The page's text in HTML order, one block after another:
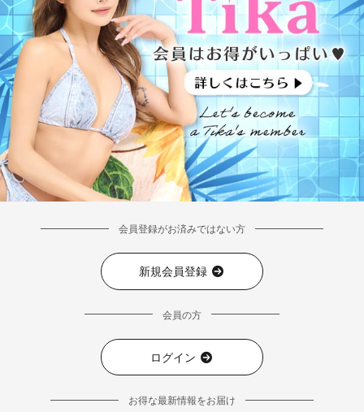
会員登録がお済みではない方
新規会員登録
会員の方
ログイン
お得な最新情報をお届け